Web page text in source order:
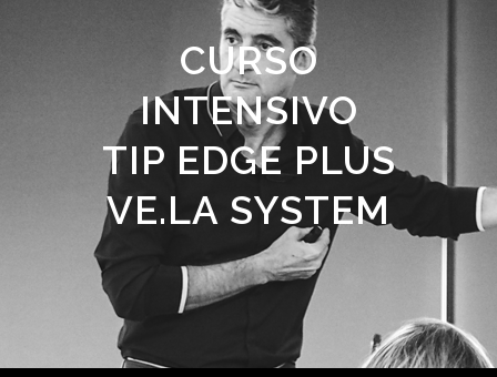
CURSO
INTENSIVO
TIP EDGE PLUS
VE.LA SYSTEM